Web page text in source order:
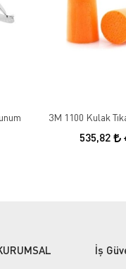
3M 1100 Kulak
535,82
İş